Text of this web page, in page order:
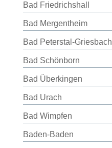
Bad Friedrichshall
Bad Mergentheim
Bad Peterstal-Griesbach
Bad Schönborn
Bad Überkingen
Bad Urach
Bad Wimpfen
Baden-Baden